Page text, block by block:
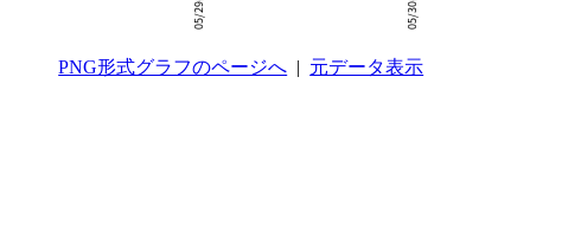
PNG形式グラフのページへ | 元データ表示